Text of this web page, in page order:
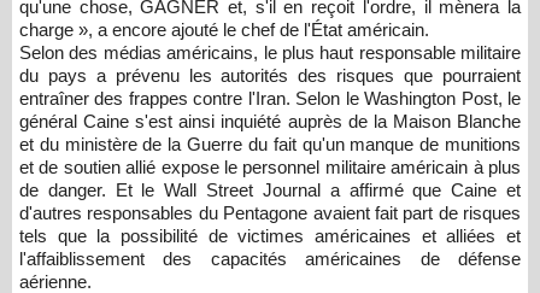
qu'une chose, GAGNER et, s'il en reçoit l'ordre, il mènera la
charge », a encore ajouté le chef de l'État américain.
Selon des médias américains, le plus haut responsable militaire
du pays a prévenu les autorités des risques que pourraient
entraîner des frappes contre l'Iran. Selon le Washington Post, le
général Caine s'est ainsi inquiété auprès de la Maison Blanche
et du ministère de la Guerre du fait qu'un manque de munitions
et de soutien allié expose le personnel militaire américain à plus
de danger. Et le Wall Street Journal a affirmé que Caine et
d'autres responsables du Pentagone avaient fait part de risques
tels que la possibilité de victimes américaines et alliées et
l'affaiblissement des capacités américaines de défense
aérienne.